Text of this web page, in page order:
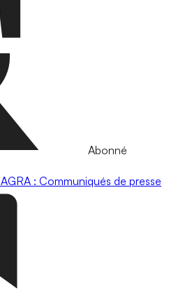
Abonné
AGRA : Communiqués de presse